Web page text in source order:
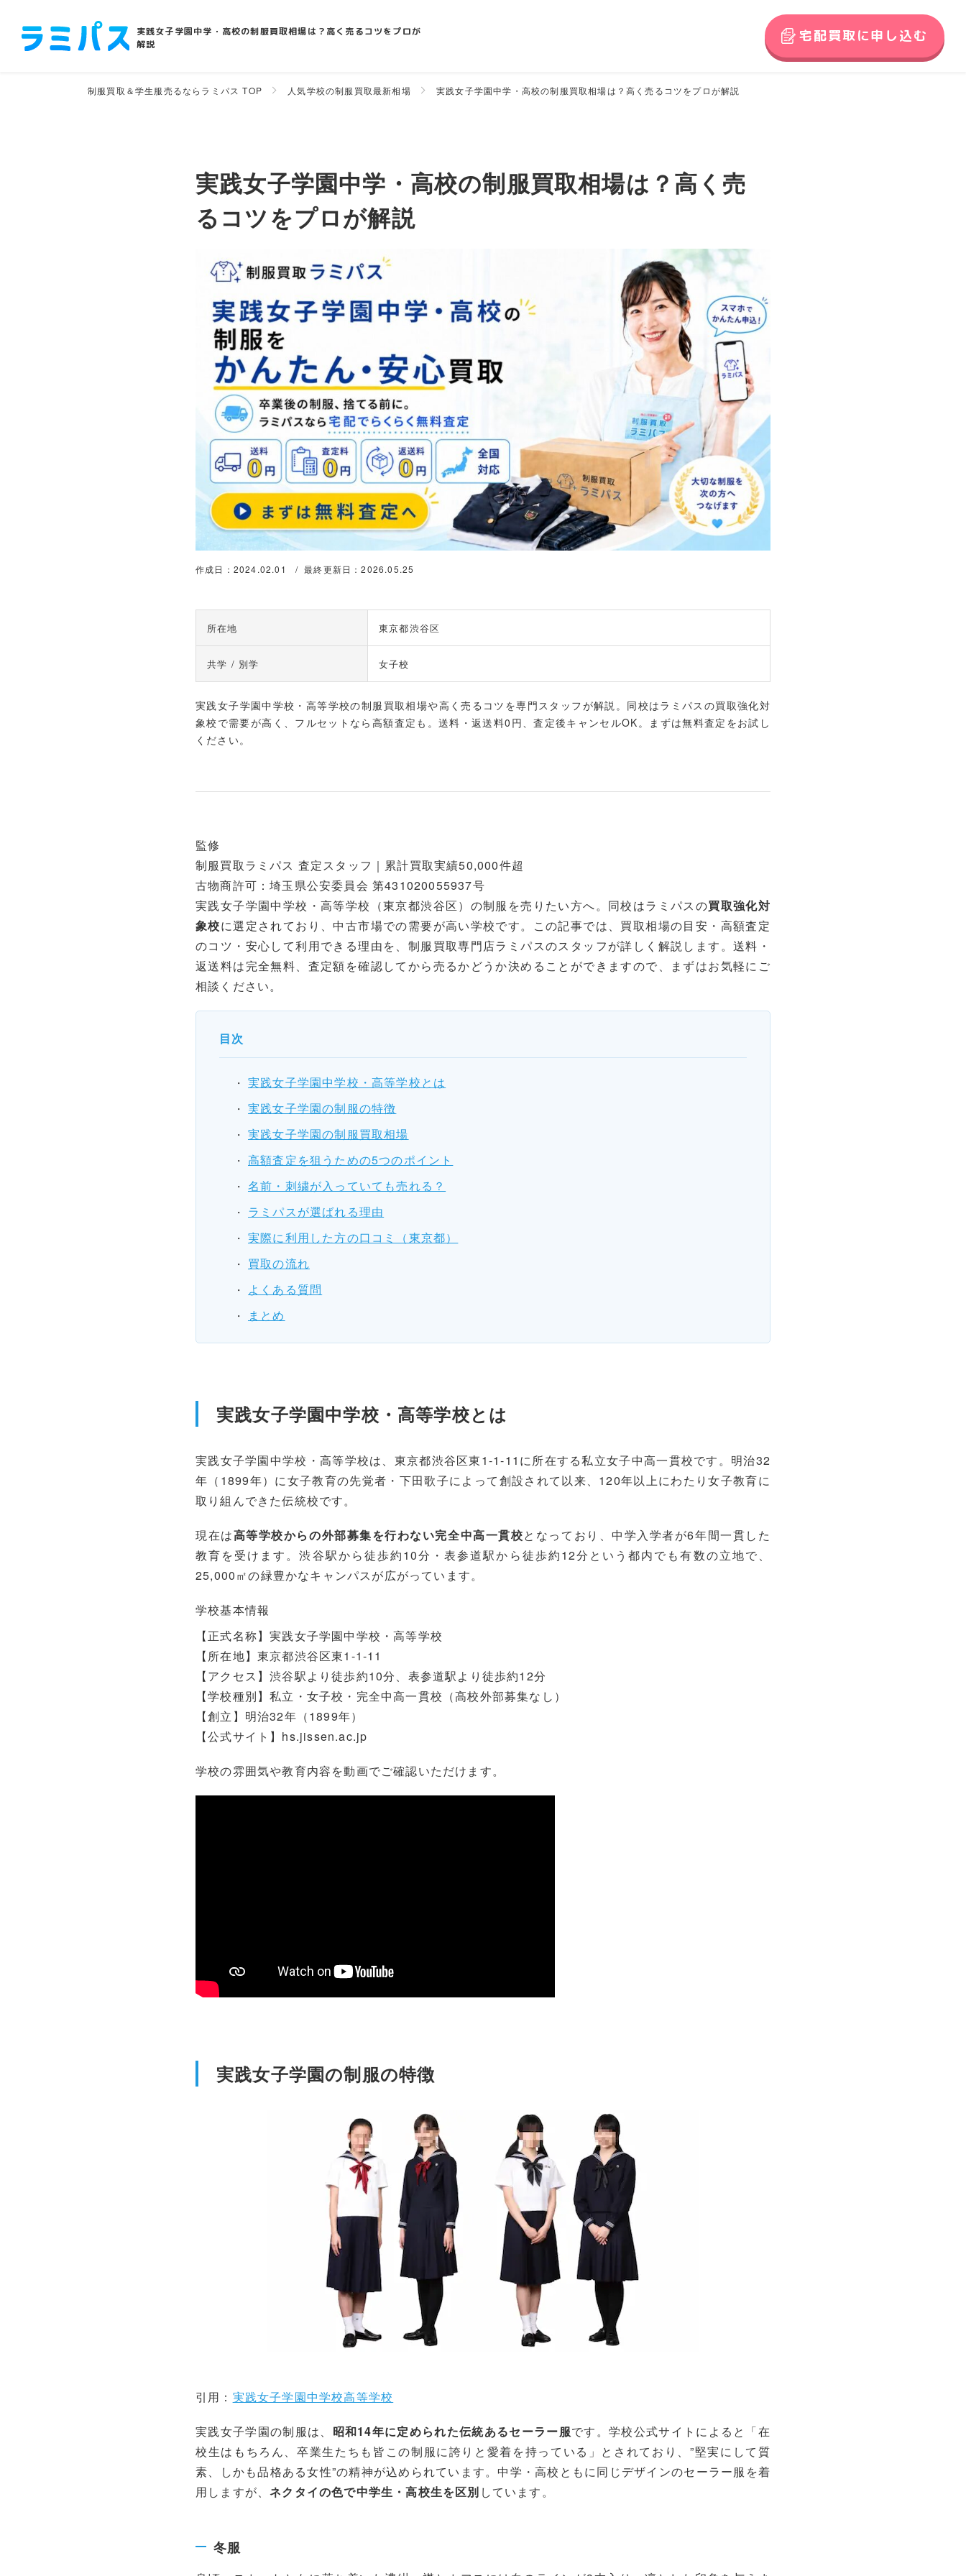
実践女子学園中学・高校の制服買取相場は？高く売るコツをプロが
解説
宅配買取に申し込む
制服買取＆学生服売るならラミパス TOP 人気学校の制服買取最新相場 実践女子学園中学・高校の制服買取相場は？高く売るコツをプロが解説
実践女子学園中学・高校の制服買取相場は？高く売
るコツをプロが解説
作成日：2024.02.01 最終更新日：2026.05.25
所在地 東京都渋谷区
共学 / 別学 女子校
実践女子学園中学校・高等学校の制服買取相場や高く売るコツを専門スタッフが解説。同校はラミパスの買取強化対
象校で需要が高く、フルセットなら高額査定も。送料・返送料0円、査定後キャンセルOK。まずは無料査定をお試し
ください。
監修
制服買取ラミパス 査定スタッフ｜累計買取実績50,000件超
古物商許可：埼玉県公安委員会 第431020055937号
実践女子学園中学校・高等学校（東京都渋谷区）の制服を売りたい方へ。同校はラミパスの買取強化対
象校に選定されており、中古市場での需要が高い学校です。この記事では、買取相場の目安・高額査定
のコツ・安心して利用できる理由を、制服買取専門店ラミパスのスタッフが詳しく解説します。送料・
返送料は完全無料、査定額を確認してから売るかどうか決めることができますので、まずはお気軽にご
相談ください。
目次
実践女子学園中学校・高等学校とは
実践女子学園の制服の特徴
実践女子学園の制服買取相場
高額査定を狙うための5つのポイント
名前・刺繍が入っていても売れる？
ラミパスが選ばれる理由
実際に利用した方の口コミ（東京都）
買取の流れ
よくある質問
まとめ
実践女子学園中学校・高等学校とは
実践女子学園中学校・高等学校は、東京都渋谷区東1-1-11に所在する私立女子中高一貫校です。明治32
年（1899年）に女子教育の先覚者・下田歌子によって創設されて以来、120年以上にわたり女子教育に
取り組んできた伝統校です。
現在は高等学校からの外部募集を行わない完全中高一貫校となっており、中学入学者が6年間一貫した
教育を受けます。渋谷駅から徒歩約10分・表参道駅から徒歩約12分という都内でも有数の立地で、
25,000㎡の緑豊かなキャンパスが広がっています。
学校基本情報
【正式名称】実践女子学園中学校・高等学校
【所在地】東京都渋谷区東1-1-11
【アクセス】渋谷駅より徒歩約10分、表参道駅より徒歩約12分
【学校種別】私立・女子校・完全中高一貫校（高校外部募集なし）
【創立】明治32年（1899年）
【公式サイト】hs.jissen.ac.jp
学校の雰囲気や教育内容を動画でご確認いただけます。
実践女子学園の制服の特徴
引用： 実践女子学園中学校高等学校
実践女子学園の制服は、 昭和14年に定められた伝統あるセーラー服です。学校公式サイトによると「在
校生はもちろん、卒業生たちも皆この制服に誇りと愛着を持っている」とされており、”堅実にして質
素、しかも品格ある女性”の精神が込められています。中学・高校ともに同じデザインのセーラー服を着
用しますが、ネクタイの色で中学生・高校生を区別 しています。
冬服